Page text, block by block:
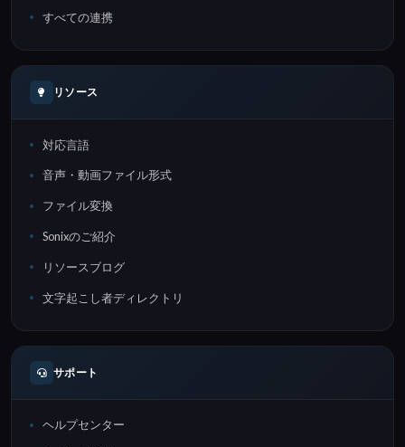
すべての連携
リソース
対応言語
音声・動画ファイル形式
ファイル変換
Sonixのご紹介
リソースブログ
文字起こし者ディレクトリ
サポート
ヘルプセンター